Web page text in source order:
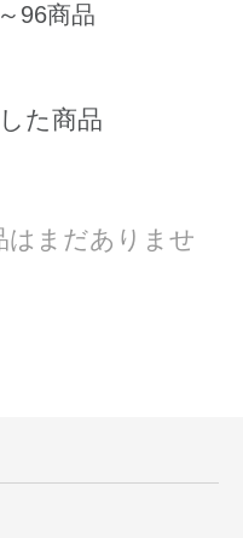
96商品
た商品
はまだありませ